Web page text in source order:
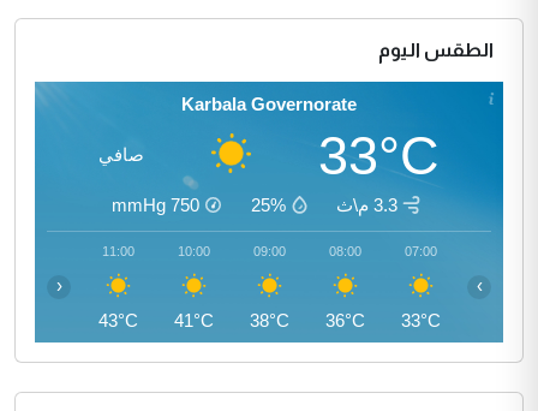
الطقس اليوم
Karbala Governorate
33°C صافي
3.3 م\ث 25%
750
mmHg
07:00
33°C
08:00
36°C
09:00
38°C
10:00
41°C
11:00
43°C
‹ ›